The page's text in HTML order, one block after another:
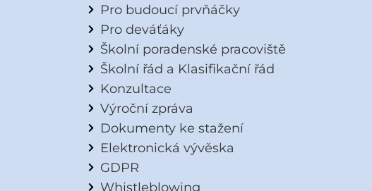
Pro budoucí prvňáčky
Pro deváťáky
Školní poradenské pracoviště
Školní řád a Klasifikační řád
Konzultace
Výroční zpráva
Dokumenty ke stažení
Elektronická vývěska
GDPR
Whistleblowing